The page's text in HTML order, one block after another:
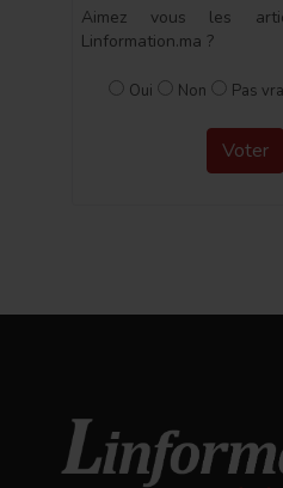
Aimez vous les
Linformation.ma ?
Oui Non Pas
Voter